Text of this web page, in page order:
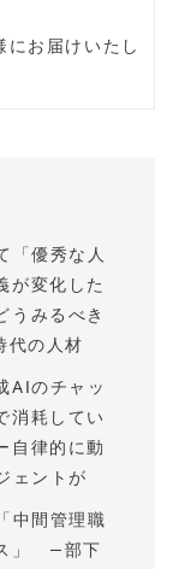
お届けいたし
「優秀な人
が変化した
うみるべき
の人材
AIのチャッ
消耗してい
律的に動
ェントが
中間管理職
」 —部下